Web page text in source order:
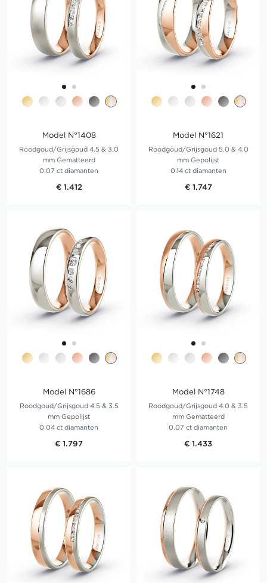
Model N°1408
Roodgoud/Grijsgoud 4.5 & 3.0
mm Gematteerd
0.07 ct diamanten
€ 1.412
Model N°1621
Roodgoud/Grijsgoud 5.0 & 4.0
mm Gepolijst
0.14 ct diamanten
€ 1.747
Model N°1686
Roodgoud/Grijsgoud 4.5 & 3.5
mm Gepolijst
0.04 ct diamanten
€ 1.797
Model N°1748
Roodgoud/Grijsgoud 4.0 & 3.5
mm Gematteerd
0.07 ct diamanten
€ 1.433